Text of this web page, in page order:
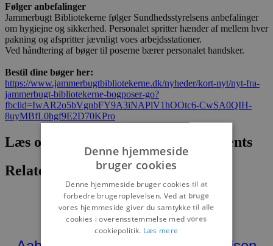
Følger anbefalinger
Jammerbugt Bibliotekerne følger Sundhedsstyrelsens anbefalinger
om hygiejne og sikkerhed. Personalet spritter hænder af mellem hver
pakning og afspritter jævnligt voes arbejdsstationer.
Ved håndtering af bøger til poserne bærer personalet handsker.
Bestil dine bøger her:
https://www.jammerbugtbibliotekerne.dk/nyheder/kort-nyt/nyt-fra-
jammerbugt-bibliotekerne-bogposer-go?
fbclid=IwAR2o5bVgnbFY9A3iNAPlV1hOOtc6-CwSA0QIH-
8uyMBfL0hgf9E2D70KPro
Læs om fantastiske oplevelser og events
Relaterede artikler
AABYBRO NYHEDER
Denne hjemmeside
bruger cookies
Denne hjemmeside bruger cookies til at
forbedre brugeroplevelsen. Ved at bruge
vores hjemmeside giver du samtykke til alle
cookies i overensstemmelse med vores
cookiepolitik. Læs mere